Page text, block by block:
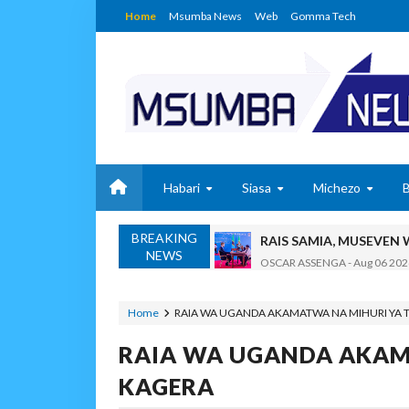
Home Msumba News Web Gomma Tech
Habari Siasa Michezo
BREAKING
NEWS
RAIS SAMIA,
OSCAR ASSENGA - Aug 06
OSCAR ASSENGA- Aug 06 2026
Maisha Yangu
Home RAIA WA UGANDA AKAMATWA NA MIHURI YA
RAIA WA UGANDA
KAGERA